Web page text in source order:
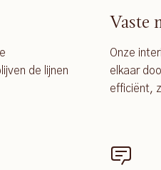
de lijnen
Vaste
Onze
elkaar
efficiënt,